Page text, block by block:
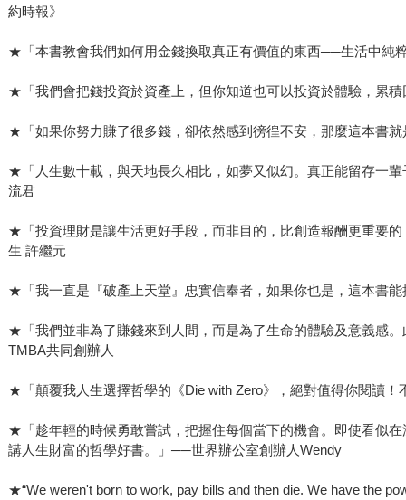
約時報》
★「本書教會我們如何用金錢換取真正有價值的東西──生活中純
★「我們會把錢投資於資產上，但你知道也可以投資於體驗，累
★「如果你努力賺了很多錢，卻依然感到徬徨不安，那麼這本書
★「人生數十載，與天地長久相比，如夢又似幻。真正能留存一
流君
★「投資理財是讓生活更好手段，而非目的，比創造報酬更重要
生 許繼元
★「我一直是『破產上天堂』忠實信奉者，如果你也是，這本書
★「我們並非為了賺錢來到人間，而是為了生命的體驗及意義感
TMBA共同創辦人
★「顛覆我人生選擇哲學的《Die with Zero》，絕對值得你閱讀
★「趁年輕的時候勇敢嘗試，把握住每個當下的機會。即使看似
講人生財富的哲學好書。」──世界辦公室創辦人Wendy
★“We weren't born to work, pay bills and then die. We have the